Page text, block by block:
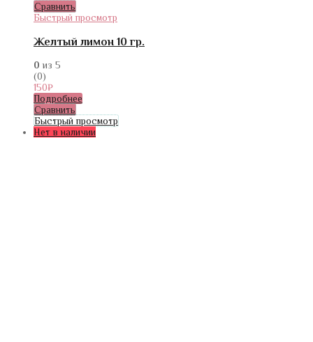
Сравнить
Быстрый просмотр
Желтый лимон 10 гр.
0 из 5
(0)
150₽
Подробнее
Сравнить
Быстрый просмотр
Нет в наличии